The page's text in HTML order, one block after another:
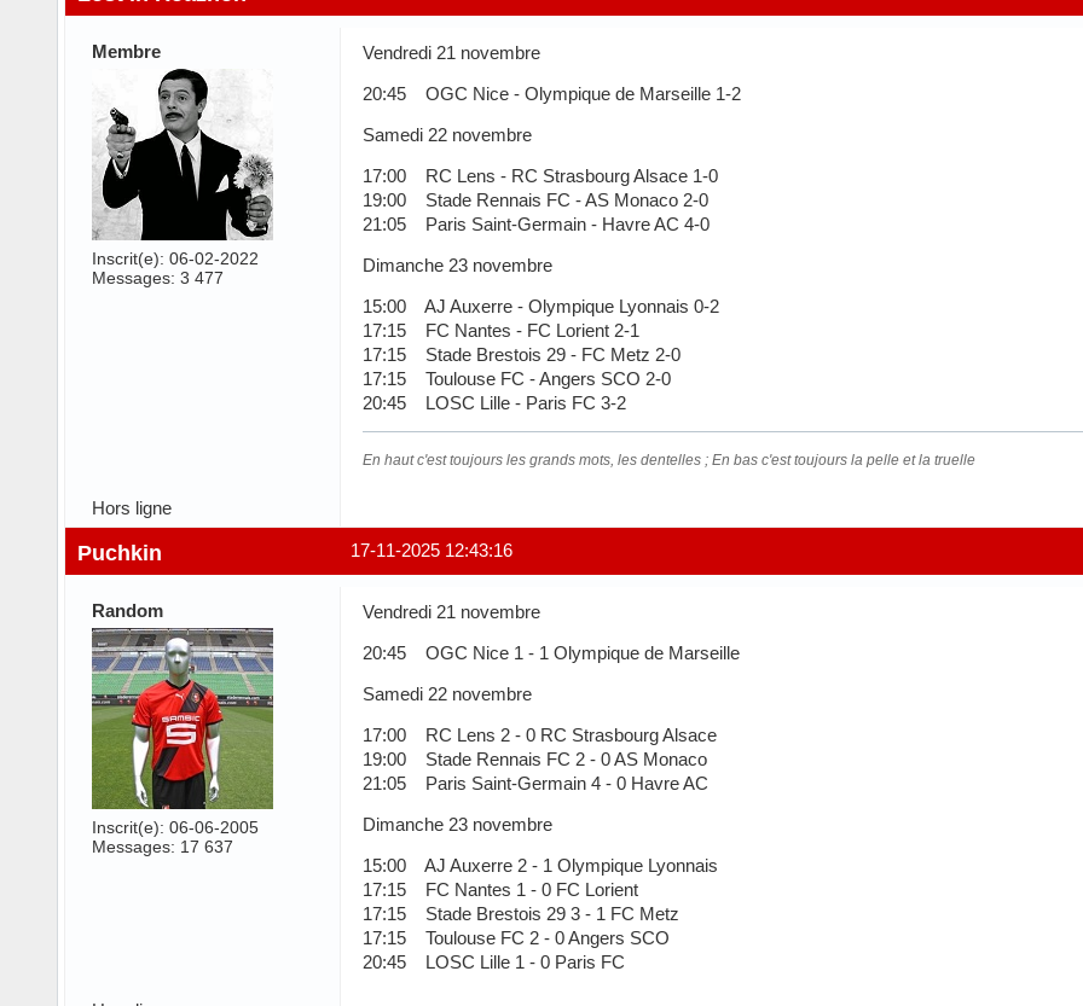
Membre
Inscrit(e): 06-02-2022
Messages: 3 477
Vendredi 21 novembre
20:45 OGC Nice - Olympique de Marseille 1-2
Samedi 22 novembre
17:00 RC Lens - RC Strasbourg Alsace 1-0
19:00 Stade Rennais FC - AS Monaco 2-0
21:05 Paris Saint-Germain - Havre AC 4-0
Dimanche 23 novembre
15:00 AJ Auxerre - Olympique Lyonnais 0-2
17:15 FC Nantes - FC Lorient 2-1
17:15 Stade Brestois 29 - FC Metz 2-0
17:15 Toulouse FC - Angers SCO 2-0
20:45 LOSC Lille - Paris FC 3-2
En haut c'est toujours les grands mots, les dentelles ; En bas c'est toujours la pelle et la truelle
Hors ligne
17-11-2025 12:43:16
Puchkin
Random
Inscrit(e): 06-06-2005
Messages: 17 637
Vendredi 21 novembre
20:45 OGC Nice 1 - 1 Olympique de Marseille
Samedi 22 novembre
17:00 RC Lens 2 - 0 RC Strasbourg Alsace
19:00 Stade Rennais FC 2 - 0 AS Monaco
21:05 Paris Saint-Germain 4 - 0 Havre AC
Dimanche 23 novembre
15:00 AJ Auxerre 2 - 1 Olympique Lyonnais
17:15 FC Nantes 1 - 0 FC Lorient
17:15 Stade Brestois 29 3 - 1 FC Metz
17:15 Toulouse FC 2 - 0 Angers SCO
20:45 LOSC Lille 1 - 0 Paris FC